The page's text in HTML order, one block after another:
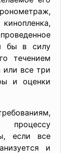
бы в силу
течением
или все три
и оценки
если все
и